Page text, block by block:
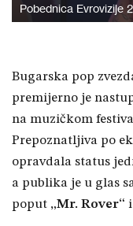
Pobednica Evrovizije
Bugarska pop
premijerno je
na muzičkom
Prepoznatljiva po
opravdala status
a publika je u glas
poput „Mr. Rover“ i